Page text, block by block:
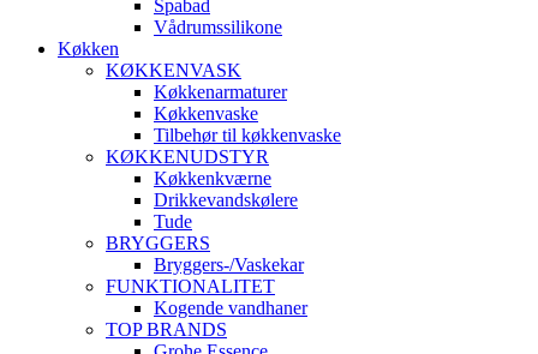
Spabad
Vådrumssilikone
Køkken
KØKKENVASK
Køkkenarmaturer
Køkkenvaske
Tilbehør til køkkenvaske
KØKKENUDSTYR
Køkkenkværne
Drikkevandskølere
Tude
BRYGGERS
Bryggers-/Vaskekar
FUNKTIONALITET
Kogende vandhaner
TOP BRANDS